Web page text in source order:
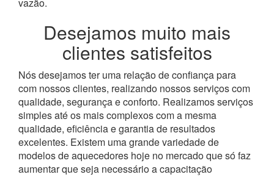
Desejamos muito mais
clientes satisfeitos
Nós desejamos ter uma relação de confiança para
com nossos clientes, realizando nossos serviços com
qualidade, segurança e conforto. Realizamos serviços
simples até os mais complexos com a mesma
qualidade, eficiência e garantia de resultados
excelentes. Existem uma grande variedade de
modelos de aquecedores hoje no mercado que só faz
aumentar que seja necessário a capacitação